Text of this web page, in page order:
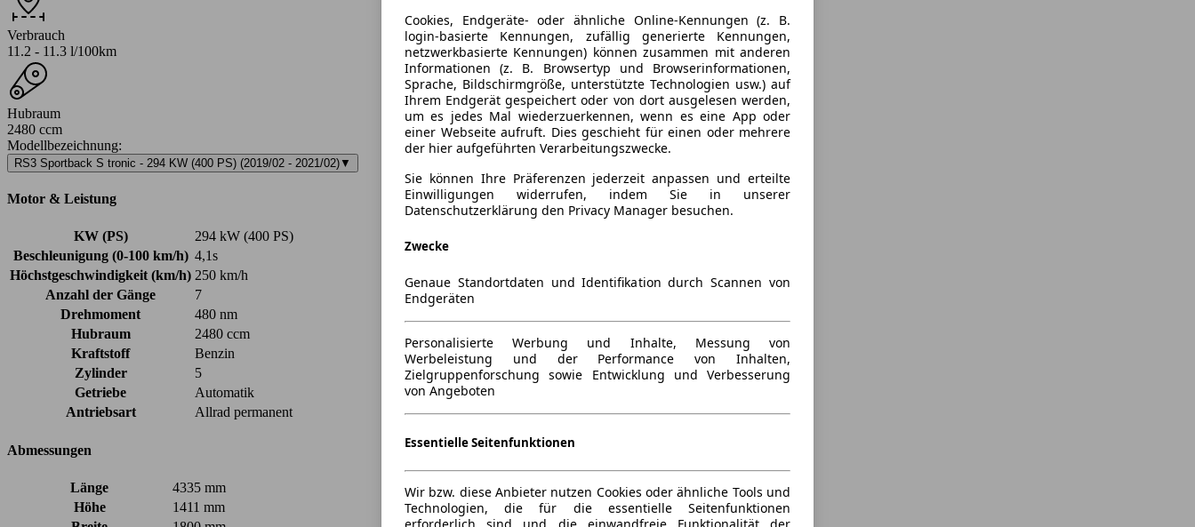
Verbrauch
11.2 - 11.3 l/100km
Hubraum
2480 ccm
Modellbezeichnung:
RS3 Sportback S tronic - 294 KW (400 PS) (2019/02 - 2021/02)▼
Motor & Leistung
KW (PS)
294 kW (400 PS)
Beschleunigung (0-100 km/h) 4,1s
Höchstgeschwindigkeit (km/h) 250 km/h
Anzahl der Gänge
7
Drehmoment
480 nm
Hubraum
2480 ccm
Kraftstoff
Benzin
Zylinder
5
Getriebe
Automatik
Antriebsart
Allrad permanent
Abmessungen
Länge
4335 mm
Höhe
1411 mm
Cookies, Endgeräte- oder ähnliche Online-Kennungen (z. B.
login-basierte Kennungen, zufällig generierte Kennungen,
netzwerkbasierte Kennungen) können zusammen mit anderen
Informationen (z. B. Browsertyp und Browserinformationen,
Sprache, Bildschirmgröße, unterstützte Technologien usw.) auf
Ihrem Endgerät gespeichert oder von dort ausgelesen werden,
um es jedes Mal wiederzuerkennen, wenn es eine App oder
einer Webseite aufruft. Dies geschieht für einen oder mehrere
der hier aufgeführten Verarbeitungszwecke.
Sie können Ihre Präferenzen jederzeit anpassen und erteilte
Einwilligungen widerrufen, indem Sie in unserer
Datenschutzerklärung den Privacy Manager besuchen.
Zwecke
Genaue Standortdaten und Identifikation durch Scannen von
Endgeräten
Personalisierte Werbung und Inhalte, Messung von
Werbeleistung und der Performance von Inhalten,
Zielgruppenforschung sowie Entwicklung und Verbesserung
von Angeboten
Essentielle Seitenfunktionen
Wir bzw. diese Anbieter nutzen Cookies oder ähnliche Tools und
Technologien, die für die essentielle Seitenfunktionen